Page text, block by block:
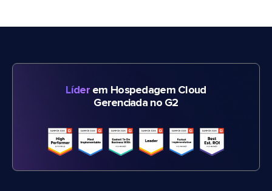
Líderem Hospedagem Cloud
Gerenciada no G2